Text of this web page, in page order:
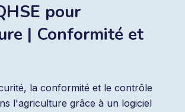
pour
| Conformité et
la conformité et le contrôle
l'agriculture grâce à un logiciel